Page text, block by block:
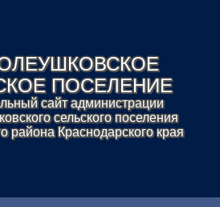
ПОСЕЛЕНИЕ
сайт администрации
сельского поселения
района Краснодарского края